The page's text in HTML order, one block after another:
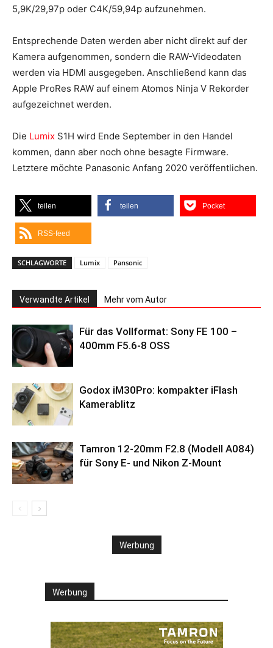
5,9K/29,97p oder C4K/59,94p aufzunehmen.
Entsprechende Daten werden aber nicht direkt auf der
Kamera aufgenommen, sondern die RAW-Videodaten
werden via HDMI ausgegeben. Anschließend kann das
Apple ProRes RAW auf einem Atomos Ninja V Rekorder
aufgezeichnet werden.
Die Lumix S1H wird Ende September in den Handel
kommen, dann aber noch ohne besagte Firmware.
Letztere möchte Panasonic Anfang 2020 veröffentlichen.
teilen teilen Pocket
RSS-feed
SCHLAGWORTE Lumix Pansonic
Verwandte Artikel Mehr vom Autor
Für das Vollformat: Sony FE 100 –
400mm F5.6-8 OSS
Godox iM30Pro: kompakter iFlash
Kamerablitz
Tamron 12-20mm F2.8 (Modell A084)
für Sony E- und Nikon Z-Mount
Werbung
Werbung